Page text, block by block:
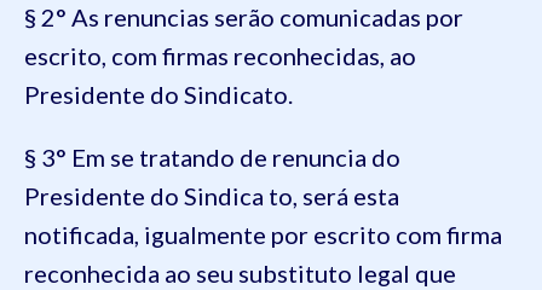
§ 2° As renuncias serão comunicadas por
escrito, com firmas reconhecidas, ao
Presidente do Sindicato.
§ 3° Em se tratando de renuncia do
Presidente do Sindica to, será esta
notificada, igualmente por escrito com firma
reconhecida ao seu substituto legal que